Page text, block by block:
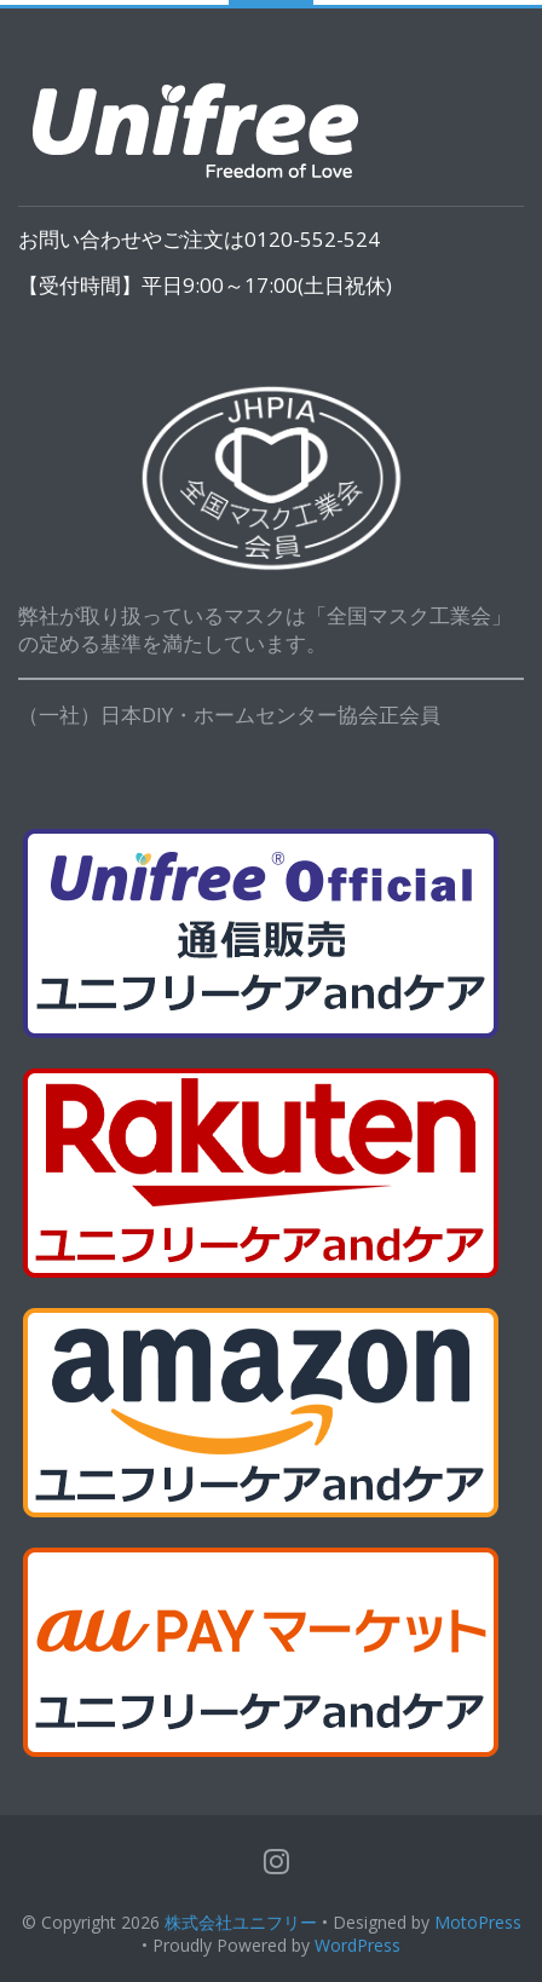
お問い合わせやご注文は0120-552-524
【受付時間】平日9:00～17:00(土日祝休)
弊社が取り扱っているマスクは「全国マスク工業会」
の定める基準を満たしています。
（一社）日本DIY・ホームセンター協会正会員
© Copyright 2026 株式会社ユニフリー • Designed by MotoPress
• Proudly Powered by WordPress